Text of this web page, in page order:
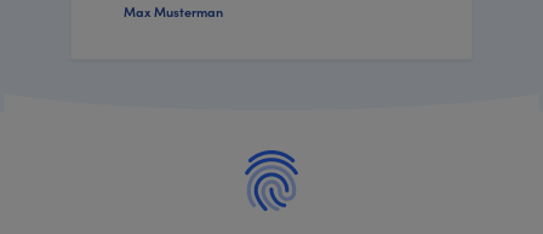
Max Musterman